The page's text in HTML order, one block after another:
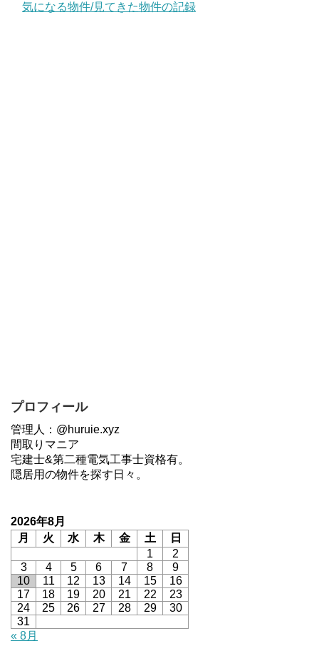
気になる物件/見てきた物件の記録
プロフィール
管理人：@huruie.xyz
間取りマニア
宅建士&第二種電気工事士資格有。
隠居用の物件を探す日々。
2026年8月
月
火 水 木 金 土
日
1
2
3
4 5 6 7 8
9
10
11 12 13 14 15
16
17
18 19 20 21 22
23
24
25 26 27 28 29
30
31
« 8月